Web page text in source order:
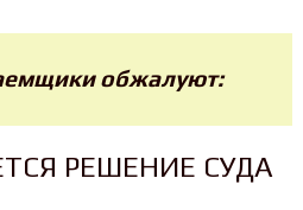
обжалуют:
РЕШЕНИЕ СУДА